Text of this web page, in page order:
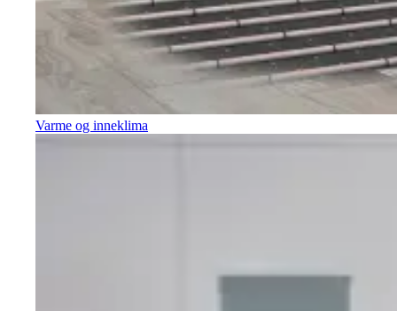
Varme og inneklima